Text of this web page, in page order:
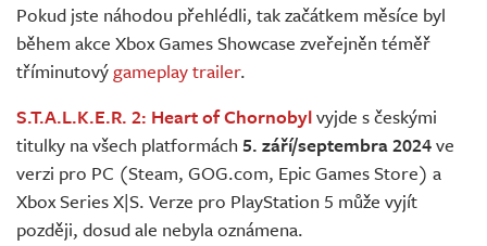
Pokud jste náhodou přehlédli, tak začátkem měsíce byl
během akce Xbox Games Showcase zveřejněn téměř
tříminutovýgameplay trailer.
S.T.A.L.K.E.R. 2: Heart of Chornobylvyjde s českými
titulky na všech platformách 5. září/septembra 2024ve
verzi pro PC (Steam, GOG.com, Epic Games Store) a
Xbox Series X|S. Verze pro PlayStation 5 může vyjít
později, dosud ale nebyla oznámena.